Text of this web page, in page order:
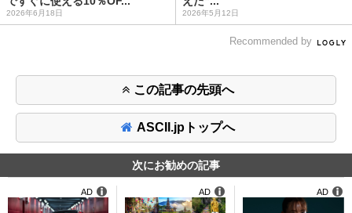
2026年6月18日 2026年5月12日
Recommended by
この記事の先頭へ
ASCII.jpトップへ
次にお勧めの記事
AD AD AD